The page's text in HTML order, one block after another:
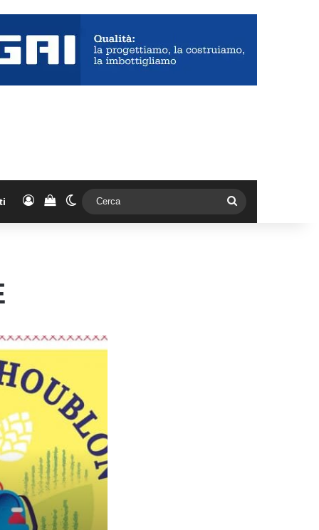
AccediVedi il carrello
Cambia aspetto